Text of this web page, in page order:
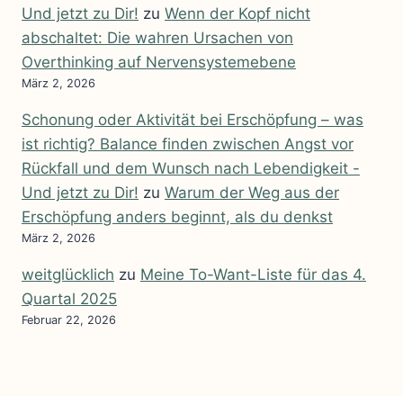
Und jetzt zu Dir! zu Wenn der Kopf nicht
abschaltet: Die wahren Ursachen von
Overthinking auf Nervensystemebene
März 2, 2026
Schonung oder Aktivität bei Erschöpfung – was
ist richtig? Balance finden zwischen Angst vor
Rückfall und dem Wunsch nach Lebendigkeit -
Und jetzt zu Dir! zu Warum der Weg aus der
Erschöpfung anders beginnt, als du denkst
März 2, 2026
weitglücklich zu Meine To-Want-Liste für das 4.
Quartal 2025
Februar 22, 2026